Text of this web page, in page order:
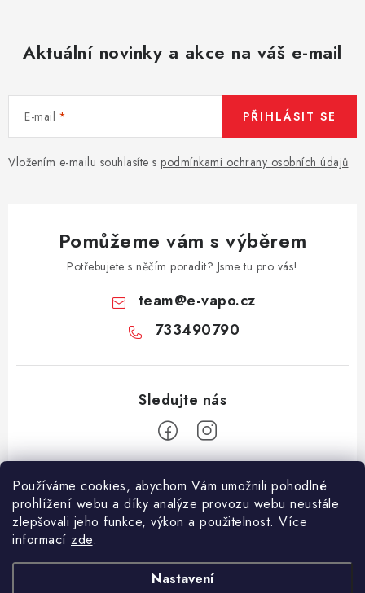
Používáme cookies, abychom Vám umožnili pohodlné
prohlížení webu a díky analýze provozu webu neustále
zlepšovali jeho funkce, výkon a použitelnost. Více
informací zde.
Nastavení
Aktuální novinky a akce na váš e-mail
E-mail
Vložením e-mailu souhlasíte s podmínkami ochrany osobních údajů
PŘIHLÁSIT SE
Pomůžeme vám s výběrem
Potřebujete s něčím poradit? Jsme tu pro vás!
team@e-vapo.cz
733490790
Z
Facebook